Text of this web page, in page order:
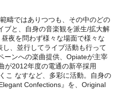
疇ではありつつも、その中のどの
ブと、自身の音楽観を派生/拡大解
夜を問わず様々な場面で様々な
、並行してライブ活動も行って
ーンへの楽曲提供、Opiateが主宰
が2012年度の電通の新卒採用
こ なすなど、多彩に活動。自身の
Confections』を、Original